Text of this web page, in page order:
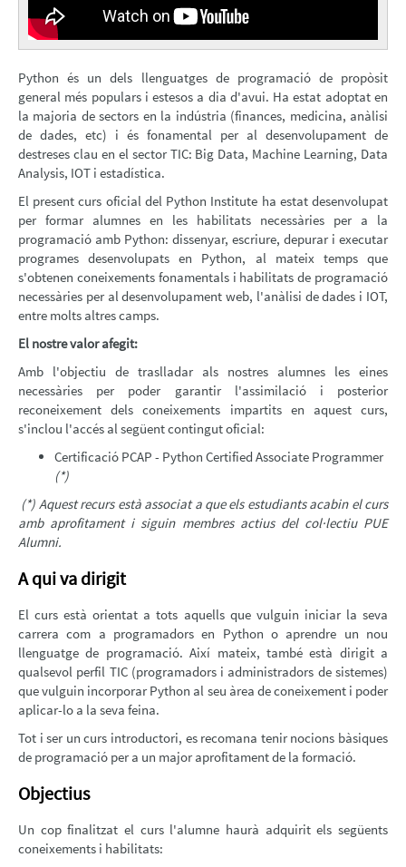
CURSOS
PUE
PROVES
DE
NIVELL
PREGUNTES
FREQÜENTS
ALTRES
CURSOS
Python és un dels llenguatges de programació de propòsit
general més populars i estesos a dia d'avui. Ha estat adoptat en
la majoria de sectors en la indústria (finances, medicina, anàlisi
de dades, etc) i és fonamental per al desenvolupament de
destreses clau en el sector TIC: Big Data, Machine Learning, Data
Analysis, IOT i estadística.
El present curs oficial del Python Institute ha estat desenvolupat
per formar alumnes en les habilitats necessàries per a la
programació amb Python: dissenyar, escriure, depurar i executar
programes desenvolupats en Python, al mateix temps que
s'obtenen coneixements fonamentals i habilitats de programació
necessàries per al desenvolupament web, l'anàlisi de dades i IOT,
entre molts altres camps.
El nostre valor afegit:
Amb l'objectiu de traslladar als nostres alumnes les eines
necessàries per poder garantir l'assimilació i posterior
reconeixement dels coneixements impartits en aquest curs,
s'inclou l'accés al següent contingut oficial:
Certificació PCAP - Python Certified Associate Programmer
(*)
(*) Aquest recurs està associat a que els estudiants acabin el curs
amb aprofitament i siguin membres actius del col·lectiu PUE
Alumni.
A qui va dirigit
El curs està orientat a tots aquells que vulguin iniciar la seva
carrera com a programadors en Python o aprendre un nou
llenguatge de programació. Així mateix, també està dirigit a
qualsevol perfil TIC (programadors i administradors de sistemes)
que vulguin incorporar Python al seu àrea de coneixement i poder
aplicar-lo a la seva feina.
Tot i ser un curs introductori, es recomana tenir nocions bàsiques
de programació per a un major aprofitament de la formació.
Objectius
Un cop finalitzat el curs l'alumne haurà adquirit els següents
coneixements i habilitats: